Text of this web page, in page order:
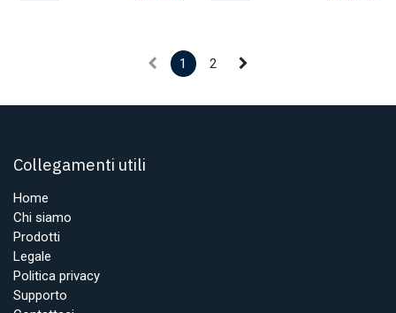
1 2
Collegamenti utili
Home
Chi siamo
Prodotti
Legale
Politica privacy
Supporto